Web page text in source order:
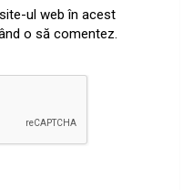
ul web în acest
o să comentez.